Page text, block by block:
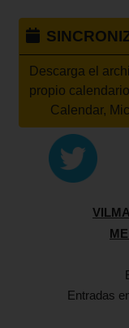
Descarga el
propio
Calendar,
Entradas